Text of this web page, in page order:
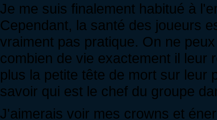
Je me suis finalement habitué à
Cependant, la santé des joueurs
vraiment pas pratique. On ne
combien de vie exactement il leur
plus la petite tête de mort sur leur
savoir qui est le chef du groupe
J'aimerais voir mes crowns et